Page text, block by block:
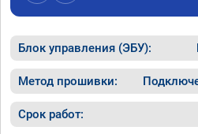
Блок управления (ЭБУ):
Метод прошивки:
Срок работ: